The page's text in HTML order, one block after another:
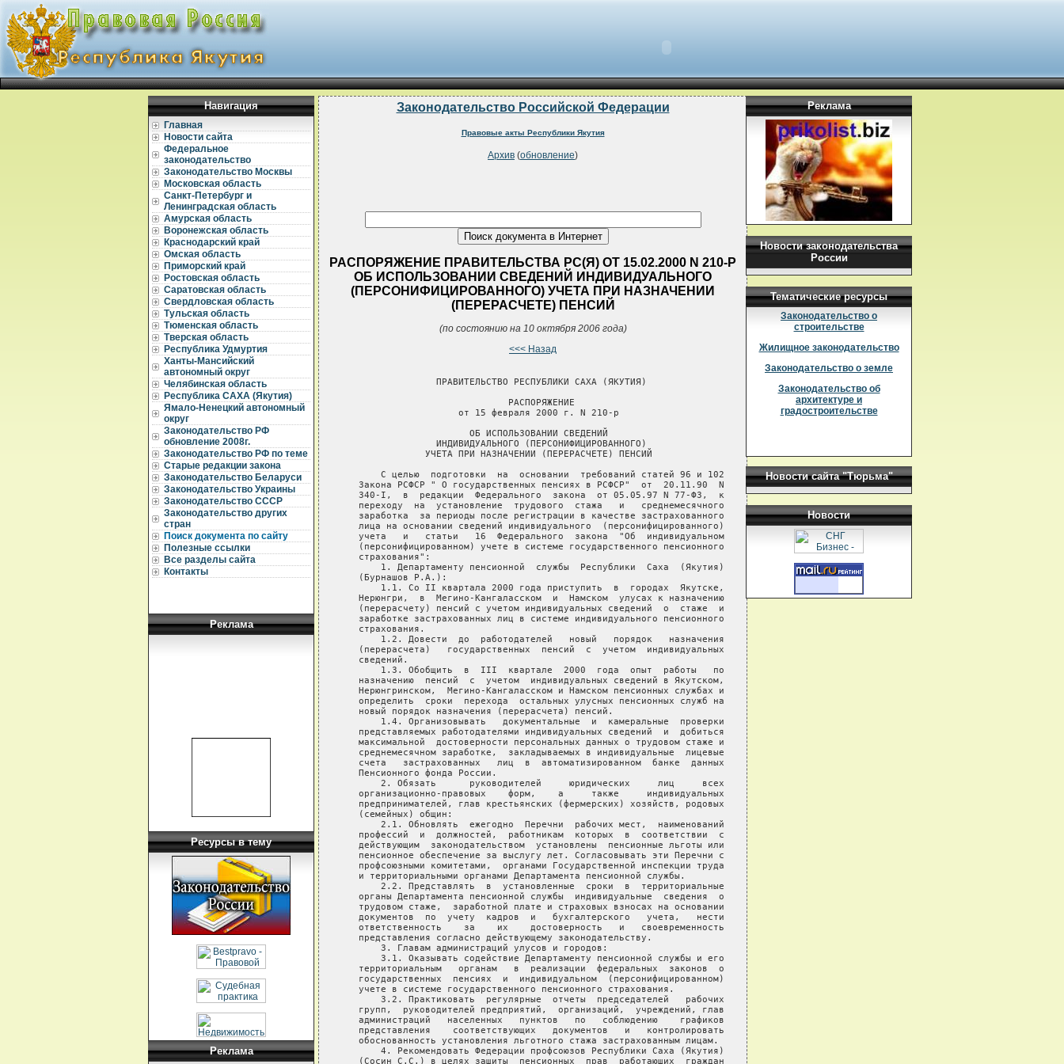
Навигация
Главная
Новости сайта
Федеральное
законодательство
Законодательство Москвы
Московская область
Санкт-Петербург и
Ленинградская область
Амурская область
Воронежская область
Краснодарский край
Омская область
Приморский край
Ростовская область
Саратовская область
Свердловская область
Тульская область
Тюменская область
Тверская область
Республика Удмуртия
Ханты-Мансийский
автономный округ
Челябинская область
Республика САХА (Якутия)
Ямало-Ненецкий автономный
округ
Законодательство РФ
обновление 2008г.
Законодательство РФ по теме
Старые редакции закона
Законодательство Беларуси
Законодательство Украины
Законодательство СССР
Законодательство других
стран
Поиск документа по сайту
Полезные ссылки
Все разделы сайта
Контакты
Реклама
Ресурсы в тему
Реклама
Законодательство Российской Федерации
Правовые акты Республики Якутия
Архив (обновление)
РАСПОРЯЖЕНИЕ ПРАВИТЕЛЬСТВА РС(Я) ОТ 15.02.2000 N 210-Р
ОБ ИСПОЛЬЗОВАНИИ СВЕДЕНИЙ ИНДИВИДУАЛЬНОГО
(ПЕРСОНИФИЦИРОВАННОГО) УЧЕТА ПРИ НАЗНАЧЕНИИ
(ПЕРЕРАСЧЕТЕ) ПЕНСИЙ
(по состоянию на 10 октября 2006 года)
<<< Назад
                 ПРАВИТЕЛЬСТВО РЕСПУБЛИКИ САХА (ЯКУТИЯ)
                              РАСПОРЯЖЕНИЕ
                     от 15 февраля 2000 г. N 210-р
                       ОБ ИСПОЛЬЗОВАНИИ СВЕДЕНИЙ
                 ИНДИВИДУАЛЬНОГО (ПЕРСОНИФИЦИРОВАННОГО)
               УЧЕТА ПРИ НАЗНАЧЕНИИ (ПЕРЕРАСЧЕТЕ) ПЕНСИЙ
       С целью  подготовки  на  основании  требований статей 96 и 102
   Закона РСФСР " О государственных пенсиях в РСФСР"  от  20.11.90  N
   340-I,  в  редакции  Федерального  закона  от 05.05.97 N 77-ФЗ,  к
   переходу  на  установление  трудового  стажа   и   среднемесячного
   заработка  за периоды после регистрации в качестве застрахованного
   лица на основании сведений индивидуального  (персонифицированного)
   учета   и   статьи   16  Федерального  закона  "Об  индивидуальном
   (персонифицированном) учете в системе государственного пенсионного
   страхования":
       1. Департаменту пенсионной  службы  Республики  Саха  (Якутия)
   (Бурнашов Р.А.):
       1.1. Со II квартала 2000 года приступить  в  городах  Якутске,
   Нерюнгри,  в  Мегино-Кангаласском  и  Намском  улусах к назначению
   (перерасчету) пенсий с учетом индивидуальных сведений  о  стаже  и
   заработке застрахованных лиц в системе индивидуального пенсионного
   страхования.
       1.2. Довести  до  работодателей   новый   порядок   назначения
   (перерасчета)   государственных  пенсий  с  учетом  индивидуальных
   сведений.
       1.3. Обобщить  в  III  квартале  2000  года  опыт  работы   по
   назначению  пенсий  с  учетом  индивидуальных сведений в Якутском,
   Нерюнгринском,  Мегино-Кангаласском и Намском пенсионных службах и
   определить  сроки  перехода  остальных улусных пенсионных служб на
   новый порядок назначения (перерасчета) пенсий.
       1.4. Организовывать   документальные  и  камеральные  проверки
   представляемых работодателями индивидуальных сведений  и  добиться
   максимальной  достоверности персональных данных о трудовом стаже и
   среднемесячном заработке,  закладываемых в индивидуальные  лицевые
   счета   застрахованных   лиц  в  автоматизированном  банке  данных
   Пенсионного фонда России.
       2. Обязать      руководителей     юридических     лиц     всех
   организационно-правовых    форм,    а     также     индивидуальных
   предпринимателей, глав крестьянских (фермерских) хозяйств, родовых
   (семейных) общин:
       2.1. Обновлять  ежегодно  Перечни  рабочих мест,  наименований
   профессий  и  должностей,  работникам  которых  в  соответствии  с
   действующим  законодательством  установлены  пенсионные льготы или
   пенсионное обеспечение за выслугу лет. Согласовывать эти Перечни с
   профсоюзными комитетами,  органами Государственной инспекции труда
   и территориальными органами Департамента пенсионной службы.
       2.2. Представлять  в  установленные  сроки  в  территориальные
   органы Департамента пенсионной службы  индивидуальные  сведения  о
   трудовом стаже,  заработной плате и страховых взносах на основании
   документов  по  учету  кадров  и   бухгалтерского   учета,   нести
   ответственность    за    их    достоверность   и   своевременность
   представления согласно действующему законодательству.
       3. Главам администраций улусов и городов:
       3.1. Оказывать содействие Департаменту пенсионной службы и его
   территориальным   органам   в  реализации  федеральных  законов  о
   государственных  пенсиях  и  индивидуальном  (персонифицированном)
   учете в системе государственного пенсионного страхования.
       3.2. Практиковать  регулярные  отчеты  председателей   рабочих
   групп,  руководителей предприятий,  организаций,  учреждений, глав
   администраций   населенных   пунктов   по   соблюдению    графиков
   представления    соответствующих   документов   и   контролировать
   обоснованность установления льготного стажа застрахованным лицам.
       4. Рекомендовать Федерации профсоюзов Республики Саха (Якутия)
   (Сосин С.С.) в целях защиты  пенсионных  прав  работающих  граждан
Реклама
Новости законодательства
России
Тематические ресурсы
Законодательство о
строительстве
Жилищное законодательство
Законодательство о земле
Законодательство об
архитектуре и
градостроительстве
Новости сайта "Тюрьма"
Новости